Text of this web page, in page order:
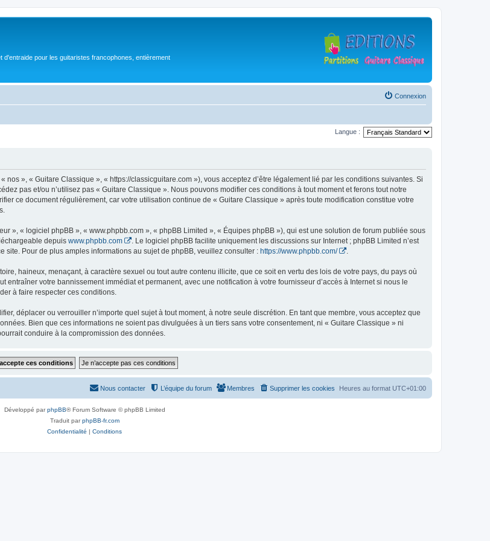
pour les guitaristes francophones, entièrement
Connexion
Langue :
», « Guitare Classique », « https://classicguitare.com »), vous acceptez d’être légalement lié par les conditions suivantes. Si
pas et/ou n’utilisez pas « Guitare Classique ». Nous pouvons modifier ces conditions à tout moment et ferons tout notre
ce document régulièrement, car votre utilisation continue de « Guitare Classique » après toute modification constitue votre
», « logiciel phpBB », « www.phpbb.com », « phpBB Limited », « Équipes phpBB »), qui est une solution de forum publiée sous
depuis www.phpbb.com
. Le logiciel phpBB facilite uniquement les discussions sur Internet ; phpBB Limited n’est
Pour de plus amples informations au sujet de phpBB, veuillez consulter : https://www.phpbb.com/ .
haineux, menaçant, à caractère sexuel ou tout autre contenu illicite, que ce soit en vertu des lois de votre pays, du pays où
votre bannissement immédiat et permanent, avec une notification à votre fournisseur d’accès à Internet si nous le
à faire respecter ces conditions.
déplacer ou verrouiller n’importe quel sujet à tout moment, à notre seule discrétion. En tant que membre, vous acceptez que
Bien que ces informations ne soient pas divulguées à un tiers sans votre consentement, ni « Guitare Classique » ni
conduire à la compromission des données.
Heures au format UTC+01:00
Supprimer les cookies
Membres
L’équipe du forum
Nous contacter
Développé parphpBB® Forum Software © phpBB Limited
Traduit parphpBB-fr.com
Confidentialité | Conditions